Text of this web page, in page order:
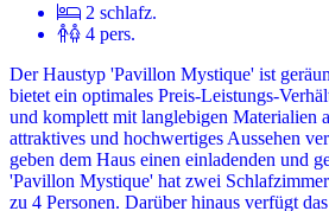
2 schlafz.
4 pers.
Der Haustyp 'Pavillon Mystique' ist
bietet ein optimales Preis-Leistungs-
und komplett mit langlebigen Materialien
attraktives und hochwertiges Aussehen
geben dem Haus einen einladenden und
'Pavillon Mystique' hat zwei
zu 4 Personen. Darüber hinaus verfügt